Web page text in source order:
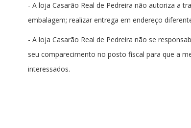
- A loja Casarão Real de Pedreira não autoriza a
embalagem; realizar entrega em endereço
- A loja Casarão Real de Pedreira não se
seu comparecimento no posto fiscal para que a
interessados.